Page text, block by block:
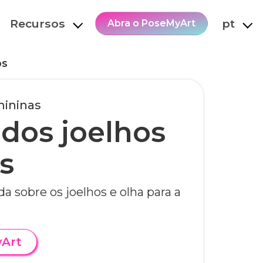
Recursos Abra o PoseMyArt pt
joelhos
sobre os joelhos e olha para a